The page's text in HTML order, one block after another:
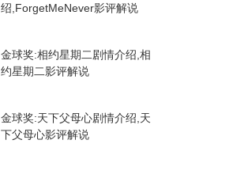
绍,ForgetMeNever影评解说
金球奖:相约星期二剧情介绍,相
约星期二影评解说
金球奖:天下父母心剧情介绍,天
下父母心影评解说